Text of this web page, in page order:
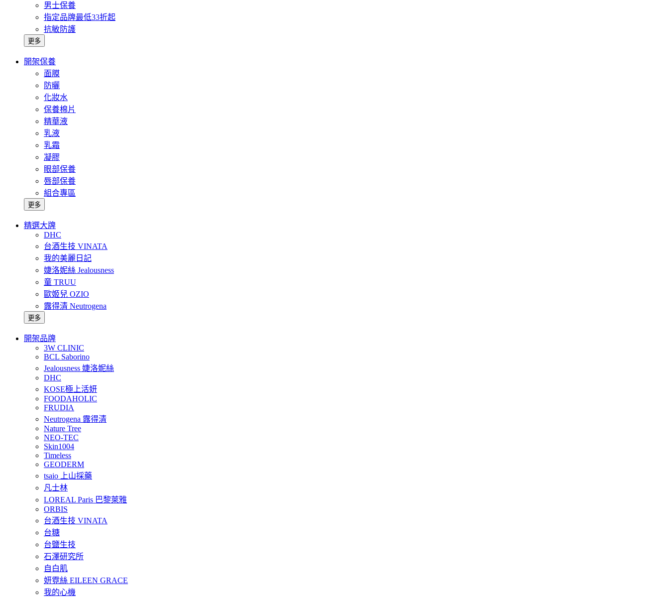
男士保養
指定品牌最低33折起
抗敏防護
更多
開架保養
面膜
防曬
化妝水
保養棉片
精華液
乳液
乳霜
凝膠
眼部保養
唇部保養
組合專區
更多
精選大牌
DHC
台酒生技 VINATA
我的美麗日記
婕洛妮絲 Jealousness
童 TRUU
歐姬兒 OZIO
露得清 Neutrogena
更多
開架品牌
3W CLINIC
BCL Saborino
Jealousness 婕洛妮絲
DHC
KOSE極上活妍
FOODAHOLIC
FRUDIA
Neutrogena 露得清
Nature Tree
NEO-TEC
Skin1004
Timeless
GEODERM
tsaio 上山採藥
凡士林
LOREAL Paris 巴黎萊雅
ORBIS
台酒生技 VINATA
台糖
台鹽生技
石澤研究所
自白肌
妍霓絲 EILEEN GRACE
我的心機